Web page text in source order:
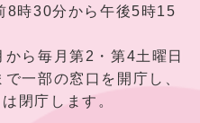
8時30分から午後5時15
第2・第4土曜日
一部の窓口を開庁し、
閉庁します。